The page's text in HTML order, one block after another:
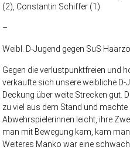
(2), Constantin Schiffer (1)
–
Weibl. D-Jugend gegen SuS
Gegen die verlustpunktfreien und
verkaufte sich unsere weibliche
Deckung über weite Strecken gut.
zu viel aus dem Stand und
Abwehrspielerinnen leicht, ihre
man mit Bewegung kam, kam
Weiteres Manko war eine